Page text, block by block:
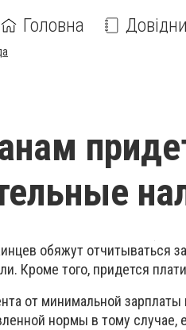
Головна
обяжут отчитываться
Кроме того, придется
от минимальной
нормы в тому случае,